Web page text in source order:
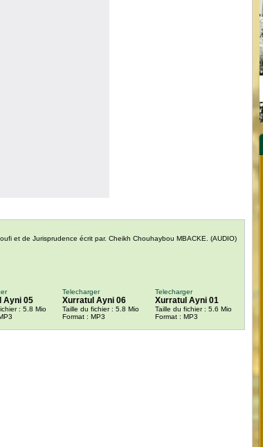
et de Jurisprudence écrit par. Cheikh Chouhaybou MBACKE. (AUDIO)
Ayni 05
: 5.8 Mio
Telecharger
Xurratul Ayni 06
Taille du fichier : 5.8 Mio
Format : MP3
Telecharger
Xurratul Ayni 01
Taille du fichier : 5.6 Mio
Format : MP3